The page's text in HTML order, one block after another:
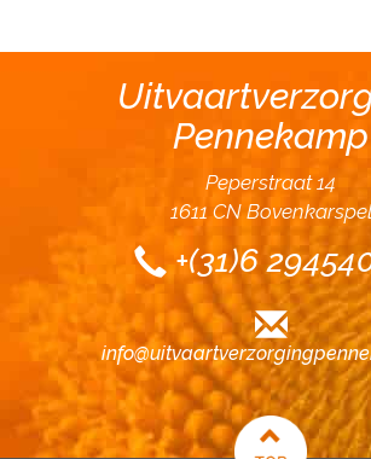
Pennekamp
Peperstraat 14
1611 CN Bovenkarspel
+(31)6